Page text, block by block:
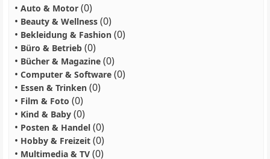
• Auto & Motor(0)
• Beauty & Wellness(0)
• Bekleidung & Fashion(0)
• Büro & Betrieb(0)
• Bücher & Magazine(0)
• Computer & Software(0)
• Essen & Trinken(0)
• Film & Foto (0)
• Kind & Baby(0)
• Posten & Handel(0)
• Hobby & Freizeit(0)
• Multimedia & TV(0)